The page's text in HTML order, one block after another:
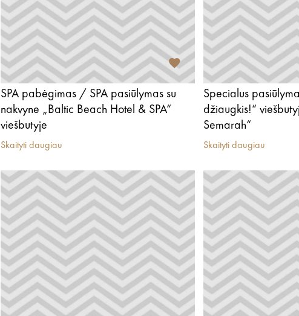
SPA pabėgimas / SPA pasiūlymas su
nakvyne „Baltic Beach Hotel & SPA“
viešbutyje
Skaityti daugiau
Specialus
džiaugkis!“
Semarah“
Skaityti daugiau